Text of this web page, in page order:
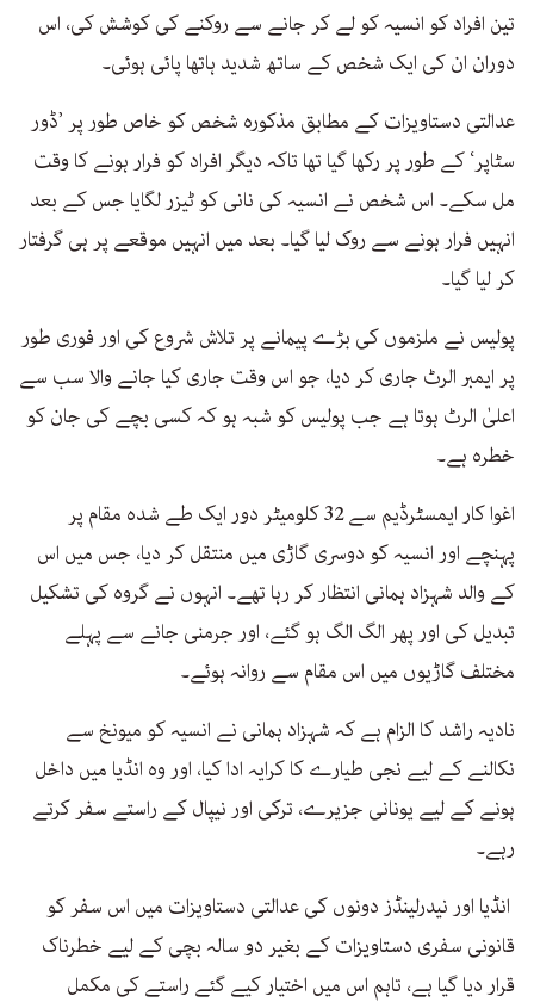
تین افراد کو انسیہ کو لے کر جانے سے روکنے کی کوشش کی، اس
دوران ان کی ایک شخص کے ساتھ شدید ہاتھا پائی ہوئی۔
عدالتی دستاویزات کے مطابق مذکورہ شخص کو خاص طور پر ’ڈور
سٹاپر‘ کے طور پر رکھا گیا تھا تاکہ دیگر افراد کو فرار ہونے کا وقت
مل سکے۔ اس شخص نے انسیہ کی نانی کو ٹیزر لگایا جس کے بعد
انہیں فرار ہونے سے روک لیا گیا۔ بعد میں انہیں موقعے پر ہی گرفتار
کر لیا گیا۔
پولیس نے ملزموں کی بڑے پیمانے پر تلاش شروع کی اور فوری طور
پر ایمبر الرٹ جاری کر دیا، جو اس وقت جاری کیا جانے والا سب سے
اعلیٰ الرٹ ہوتا ہے جب پولیس کو شبہ ہو کہ کسی بچے کی جان کو
خطرہ ہے۔
اغوا کار ایمسٹرڈیم سے 32 کلومیٹر دور ایک طے شدہ مقام پر
پہنچے اور انسیہ کو دوسری گاڑی میں منتقل کر دیا، جس میں اس
کے والد شہزاد ہمانی انتظار کر رہا تھے۔ انہوں نے گروہ کی تشکیل
تبدیل کی اور پھر الگ الگ ہو گئے، اور جرمنی جانے سے پہلے
مختلف گاڑیوں میں اس مقام سے روانہ ہوئے۔
نادیہ راشد کا الزام ہے کہ شہزاد ہمانی نے انسیہ کو میونخ سے
نکالنے کے لیے نجی طیارے کا کرایہ ادا کیا، اور وہ انڈیا میں داخل
ہونے کے لیے یونانی جزیرے، ترکی اور نیپال کے راستے سفر کرتے
رہے۔
انڈیا اور نیدرلینڈز دونوں کی عدالتی دستاویزات میں اس سفر کو
قانونی سفری دستاویزات کے بغیر دو سالہ بچی کے لیے خطرناک
قرار دیا گیا ہے، تاہم اس میں اختیار کیے گئے راستے کی مکمل